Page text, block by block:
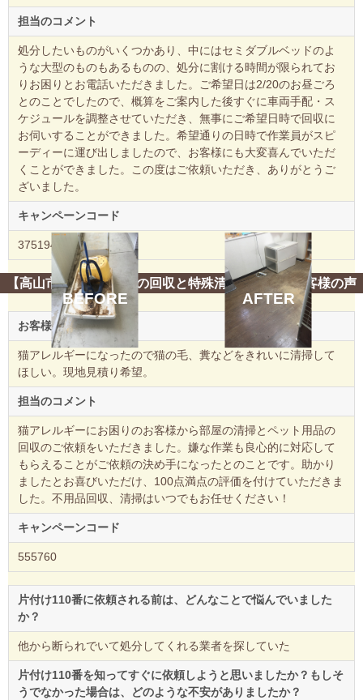
担当のコメント
処分したいものがいくつかあり、中にはセミダブルベッドのよ
うな大型のものもあるものの、処分に割ける時間が限られてお
りお困りとお電話いただきました。ご希望日は2/20のお昼ごろ
とのことでしたので、概算をご案内した後すぐに車両手配・ス
ケジュールを調整させていただき、無事にご希望日時で回収に
お伺いすることができました。希望通りの日時で作業員がスピ
ーディーに運び出しましたので、お客様にも大変喜んでいただ
くことができました。この度はご依頼いただき、ありがとうご
ざいました。
キャンペーンコード
375194
【高山市】ペット用品の回収と特殊清掃ご依頼 お客様の声
BEFORE AFTER
お客様のご要望
猫アレルギーになったので猫の毛、糞などをきれいに清掃して
ほしい。現地見積り希望。
担当のコメント
猫アレルギーにお困りのお客様から部屋の清掃とペット用品の
回収のご依頼をいただきました。嫌な作業も良心的に対応して
もらえることがご依頼の決め手になったとのことです。助かり
ましたとお喜びいただけ、100点満点の評価を付けていただきま
した。不用品回収、清掃はいつでもお任せください！
キャンペーンコード
555760
片付け110番に依頼される前は、どんなことで悩んでいました
か？
他から断られでいて処分してくれる業者を探していた
片付け110番を知ってすぐに依頼しようと思いましたか？もしそ
うでなかった場合は、どのような不安がありましたか？